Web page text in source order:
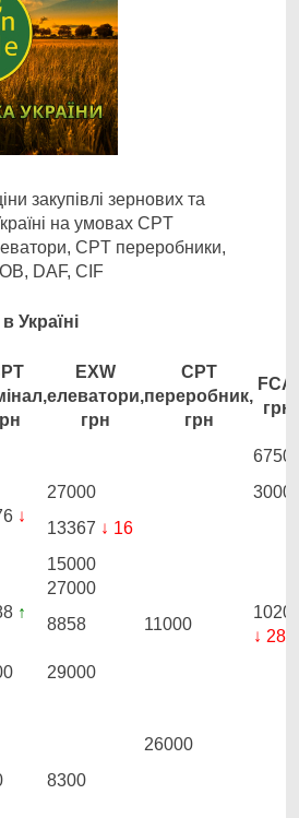
закупівлі зернових та
на умовах CPT
CPT переробники,
DAF, CIF
Україні
EXW
елеватори,
грн
CPT
переробник,
грн
FCA,
грн
6750
27000
↓
13367 ↓ 16
15000
27000
↑
8858 11000
↓ 283
29000
26000
8300